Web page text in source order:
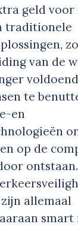
geld voor
traditionele
van de
te
en
op de
allemaal